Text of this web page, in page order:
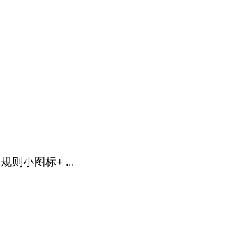
则小图标+ ...